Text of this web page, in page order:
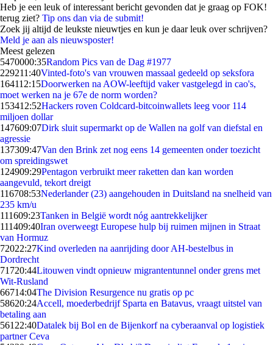
Heb je een leuk of interessant bericht gevonden dat je graag op FOK!
terug ziet? Tip ons dan via de submit!
Zoek jij altijd de leukste nieuwtjes en kun je daar leuk over schrijven?
Meld je aan als nieuwsposter!
Meest gelezen
5470000:35Random Pics van de Dag #1977
229211:40Vinted-foto's van vrouwen massaal gedeeld op seksfora
164112:15Doorwerken na AOW-leeftijd vaker vastgelegd in cao's,
moet werken na je 67e de norm worden?
153412:52Hackers roven Coldcard-bitcoinwallets leeg voor 114
miljoen dollar
147609:07Dirk sluit supermarkt op de Wallen na golf van diefstal en
agressie
137309:47Van den Brink zet nog eens 14 gemeenten onder toezicht
om spreidingswet
124909:29Pentagon verbruikt meer raketten dan kan worden
aangevuld, tekort dreigt
116708:53Nederlander (23) aangehouden in Duitsland na snelheid van
235 km/u
111609:23Tanken in België wordt nóg aantrekkelijker
111409:40Iran overweegt Europese hulp bij ruimen mijnen in Straat
van Hormuz
72022:27Kind overleden na aanrijding door AH-bestelbus in
Dordrecht
71720:44Litouwen vindt opnieuw migrantentunnel onder grens met
Wit-Rusland
66714:04The Division Resurgence nu gratis op pc
58620:24Accell, moederbedrijf Sparta en Batavus, vraagt uitstel van
betaling aan
561 22:40Datalek bij Bol en de Bijenkorf na cyberaanval op logistiek
partner Ceva